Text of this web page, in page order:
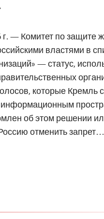
— Комитет по защите
властями в
— статус,
которые Кремль
об этом решении
отменить